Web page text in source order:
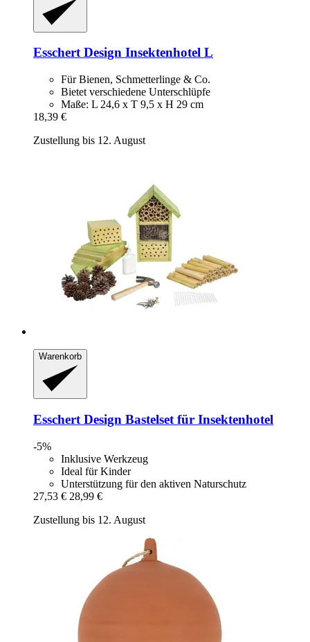
Esschert Design Insektenhotel L
Für Bienen, Schmetterlinge & Co.
Bietet verschiedene Unterschlüpfe
Maße: L 24,6 x T 9,5 x H 29 cm
18,39 €
Zustellung bis 12. August
Warenkorb
Esschert Design Bastelset für Insektenhotel
-5%
Inklusive Werkzeug
Ideal für Kinder
Unterstützung für den aktiven Naturschutz
27,53 € 28,99 €
Zustellung bis 12. August